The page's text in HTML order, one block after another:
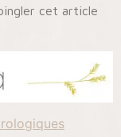
cet article